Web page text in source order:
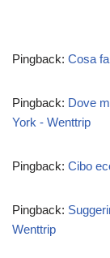
Pingback: Cosa
Pingback: Dove
York - Wenttrip
Pingback: Cibo
Pingback:
Wenttrip